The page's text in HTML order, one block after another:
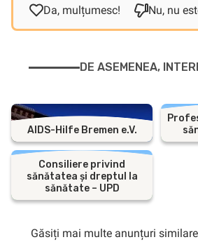
Da, mulțumesc!
Nu, nu
DE ASEMENEA,
AIDS-Hilfe Bremen e.V.
Consiliere privind
sănătatea și dreptul la
sănătate – UPD
Găsiți mai multe anunțuri